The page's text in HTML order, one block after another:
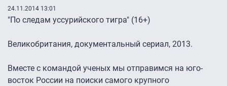
24.11.2014 13:01
"По следам уссурийского тигра" (16+)
Великобритания, документальный сериал, 2013.
Вместе с командой ученых мы отправимся на юго-
восток России на поиски самого крупного